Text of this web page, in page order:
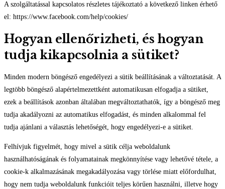
A szolgáltatással kapcsolatos részletes tájékoztató a következő linken érhető
el: https://www.facebook.com/help/cookies/
Hogyan ellenőrizheti, és hogyan
tudja kikapcsolnia a sütiket?
Minden modern böngésző engedélyezi a sütik beállításának a változtatását. A
legtöbb böngésző alapértelmezettként automatikusan elfogadja a sütiket,
ezek a beállítások azonban általában megváltoztathatók, így a böngésző meg
tudja akadályozni az automatikus elfogadást, és minden alkalommal fel
tudja ajánlani a választás lehetőségét, hogy engedélyezi-e a sütiket.
Felhívjuk figyelmét, hogy mivel a sütik célja weboldalunk
használhatóságának és folyamatainak megkönnyítése vagy lehetővé tétele, a
cookie-k alkalmazásának megakadályozása vagy törlése miatt előfordulhat,
hogy nem tudja weboldalunk funkcióit teljes körűen használni, illetve hogy